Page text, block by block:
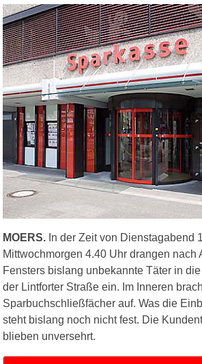
MOERS. In der Zeit von Dienstagabend
Mittwochmorgen 4.40 Uhr drangen nach
Fensters bislang unbekannte Täter in
der Lintforter Straße ein. Im Inneren
Sparbuchschließfächer auf. Was die
steht bislang noch nicht fest. Die
blieben unversehrt.